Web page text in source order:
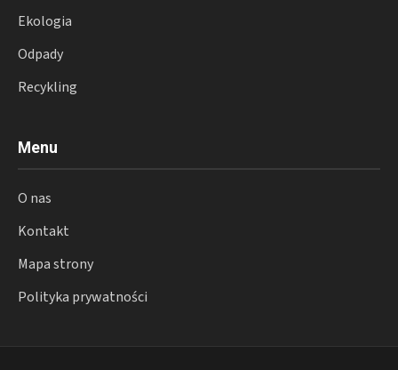
Ekologia
Odpady
Recykling
Menu
O nas
Kontakt
Mapa strony
Polityka prywatności